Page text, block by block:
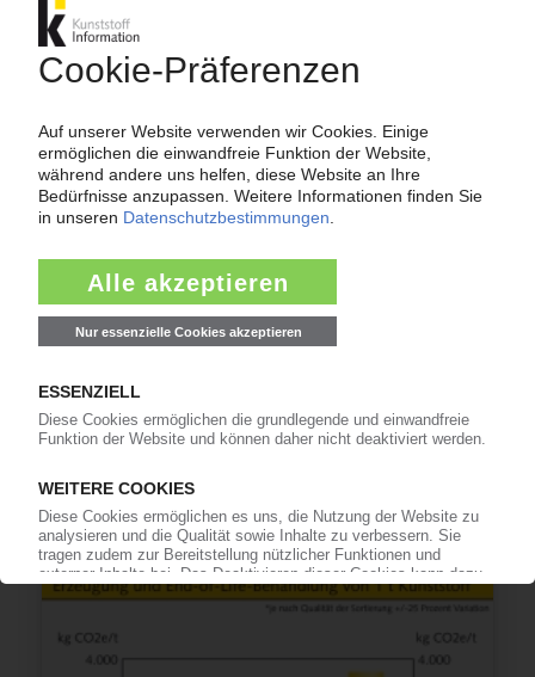
KUNSTSTOFFRECYCLING
Unilever und Online-Handelsriese Alibaba
Rücknahmeautomaten
14.01.2021